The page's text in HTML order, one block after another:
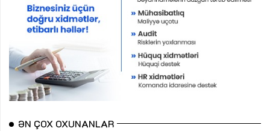
ƏN ÇOX OXUNANLAR